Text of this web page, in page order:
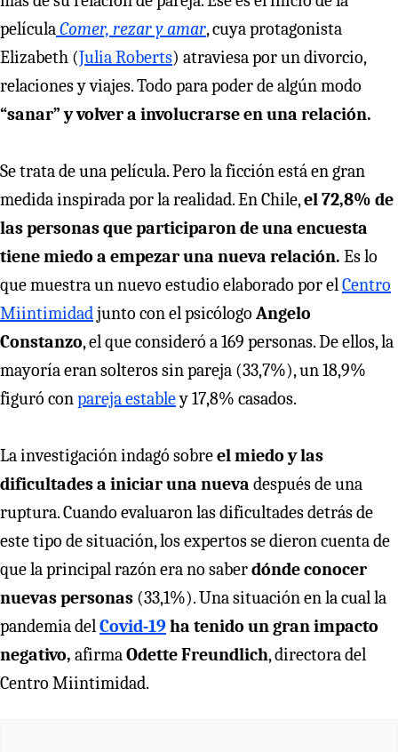
películaComer, rezar y amar, cuya protagonista
Elizabeth (Julia Roberts) atraviesa por un divorcio,
relaciones y viajes. Todo para poder de algún modo
“sanar” y volver a involucrarse en una relación.
Se trata de una película. Pero la ficción está en gran
medida inspirada por la realidad. En Chile,el 72,8% de
las personas que participaron de una encuesta
tiene miedo a empezar una nueva relación. Es lo
que muestra un nuevo estudio elaborado por elCentro
Miintimidadjunto con el psicólogo Angelo
Constanzo, el que consideró a 169 personas. De ellos, la
mayoría eran solteros sin pareja (33,7%), un 18,9%
figuró conpareja establey 17,8% casados.
La investigación indagó sobreel miedo y las
dificultades a iniciar una nueva después de una
ruptura. Cuando evaluaron las dificultades detrás de
este tipo de situación, los expertos se dieron cuenta de
que la principal razón era no saberdónde conocer
nuevas personas (33,1%). Una situación en la cual la
pandemia delCovid-19ha tenido un gran impacto
negativo, afirmaOdette Freundlich, directora del
Centro Miintimidad.